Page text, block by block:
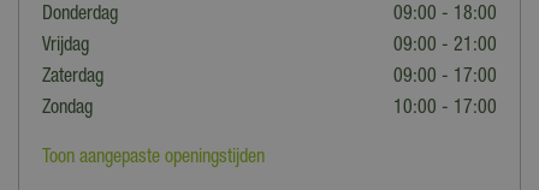
Donderdag
09:00 - 18:00
Vrijdag
09:00 - 21:00
Zaterdag
09:00 - 17:00
Zondag
10:00 - 17:00
Toon aangepaste openingstijden